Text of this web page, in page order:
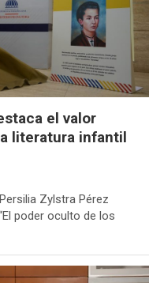
el valor
literatura infantil
Zylstra Pérez
poder oculto de los